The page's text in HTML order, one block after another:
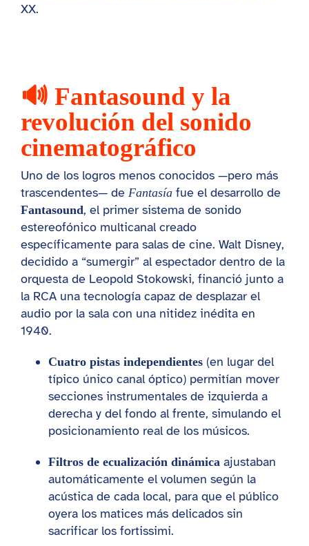
XX.
🔊 Fantasound y la
revolución del sonido
cinematográfico
Uno de los logros menos conocidos —pero más
trascendentes— de Fantasíafue el desarrollo de
Fantasound, el primer sistema de sonido
estereofónico multicanal creado
específicamente para salas de cine. Walt Disney,
decidido a “sumergir” al espectador dentro de la
orquesta de Leopold Stokowski, financió junto a
la RCA una tecnología capaz de desplazar el
audio por la sala con una nitidez inédita en
1940.
Cuatro pistas independientes(en lugar del
típico único canal óptico) permitían mover
secciones instrumentales de izquierda a
derecha y del fondo al frente, simulando el
posicionamiento real de los músicos.
Filtros de ecualización dinámicaajustaban
automáticamente el volumen según la
acústica de cada local, para que el público
oyera los matices más delicados sin
sacrificar los fortissimi.